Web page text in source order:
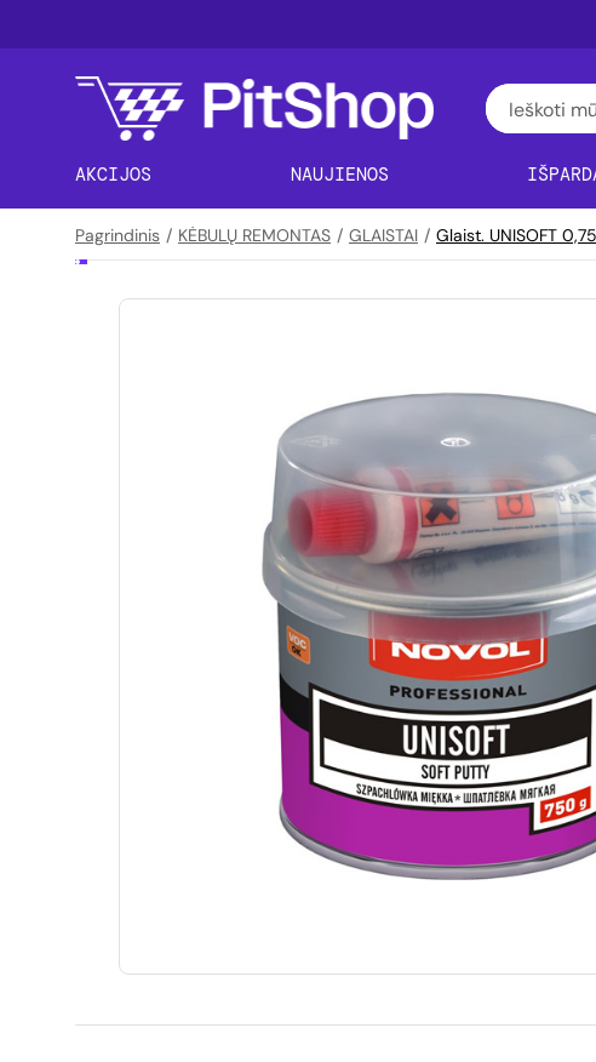
AKCIJOS NAUJIENOS
Pagrindinis / KĖBULŲ REMONTAS / GLAISTAI / Glaist. UNISOFT